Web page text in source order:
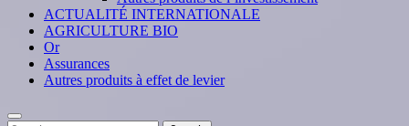
ACTUALITÉ INTERNATIONALE
AGRICULTURE BIO
Or
Assurances
Autres produits à effet de levier
Search